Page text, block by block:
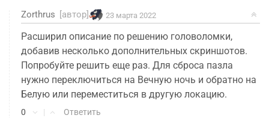
Zorthrus [автор] 23 марта 2022
Расширил описание по решению головоломки,
добавив несколько дополнительных скриншотов.
Попробуйте решить еще раз. Для сброса пазла
нужно переключиться на Вечную ночь и обратно на
Белую или переместиться в другую локацию.
0 | Ответить